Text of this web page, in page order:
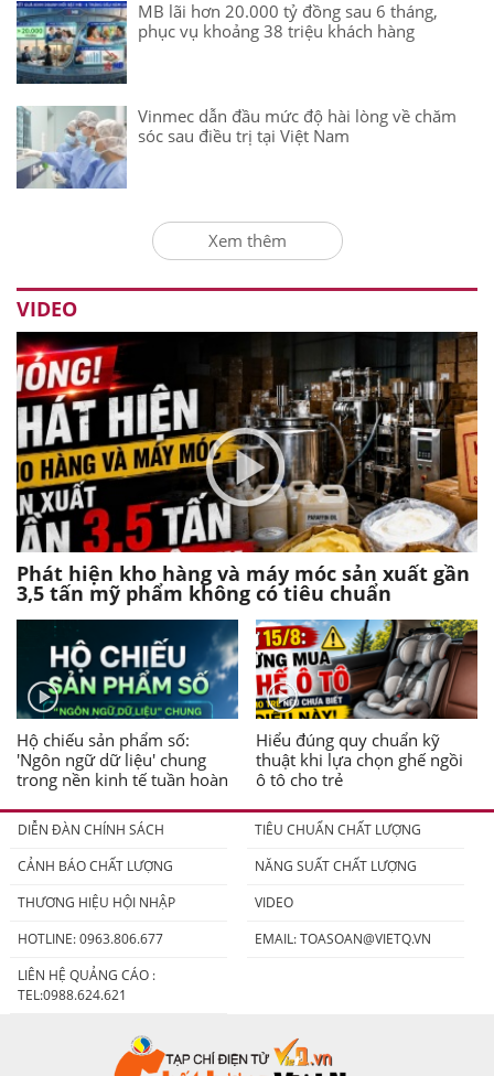
MB lãi hơn 20.000 tỷ đồng sau 6 tháng,
phục vụ khoảng 38 triệu khách hàng
Vinmec dẫn đầu mức độ hài lòng về chăm
sóc sau điều trị tại Việt Nam
Xem thêm
VIDEO
Phát hiện kho hàng và máy móc sản xuất gần
3,5 tấn mỹ phẩm không có tiêu chuẩn
Hộ chiếu sản phẩm số:
'Ngôn ngữ dữ liệu' chung
trong nền kinh tế tuần hoàn
Hiểu đúng quy chuẩn kỹ
thuật khi lựa chọn ghế ngồi
ô tô cho trẻ
DIỄN ĐÀN CHÍNH SÁCH
TIÊU CHUẨN CHẤT LƯỢNG
CẢNH BÁO CHẤT LƯỢNG
NĂNG SUẤT CHẤT LƯỢNG
THƯƠNG HIỆU HỘI NHẬP
VIDEO
HOTLINE: 0963.806.677
EMAIL:TOASOAN@VIETQ.VN
LIÊN HỆ QUẢNG CÁO :
TEL:0988.624.621